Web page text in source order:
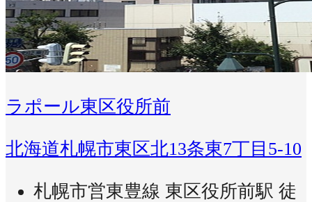
ラポール東区役所前
北海道札幌市東区北13条東7丁目5-10
札幌市営東豊線 東区役所前駅 徒